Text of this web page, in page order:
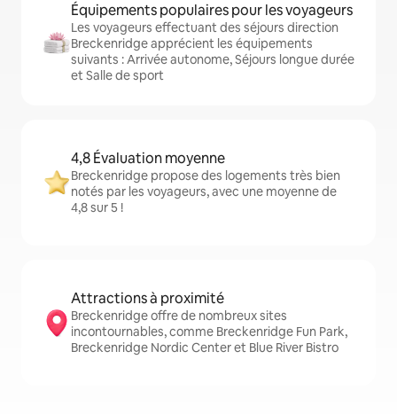
Équipements populaires pour les voyageurs
Les voyageurs effectuant des séjours direction
Breckenridge apprécient les équipements
suivants : Arrivée autonome, Séjours longue durée
et Salle de sport
4,8 Évaluation moyenne
Breckenridge propose des logements très bien
notés par les voyageurs, avec une moyenne de
4,8 sur 5 !
Attractions à proximité
Breckenridge offre de nombreux sites
incontournables, comme Breckenridge Fun Park,
Breckenridge Nordic Center et Blue River Bistro